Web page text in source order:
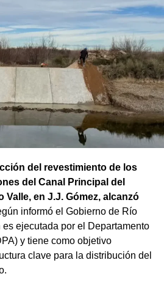
del revestimiento de los
del Canal Principal del
Valle, en J.J. Gómez, alcanzó
informó el Gobierno de Río
ejecutada por el Departamento
y tiene como objetivo
clave para la distribución del